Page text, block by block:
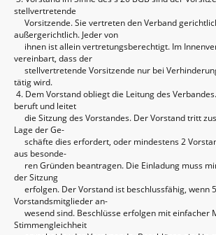
stellvertretende
Vorsitzende. Sie vertreten den Verband
außergerichtlich. Jeder von
ihnen ist allein vertretungsberechtigt. Im
vereinbart, dass der
stellvertretende Vorsitzende nur bei
tätig wird.
4. Dem Vorstand obliegt die Leitung des
beruft und leitet
die Sitzung des Vorstandes. Der Vorstand tritt
Lage der Ge-
schäfte dies erfordert, oder mindestens 2
aus besonde-
ren Gründen beantragen. Die Einladung muss
der Sitzung
erfolgen. Der Vorstand ist beschlussfähig, wenn
Vorstandsmitglieder an-
wesend sind. Beschlüsse erfolgen mit einfacher
Stimmengleichheit